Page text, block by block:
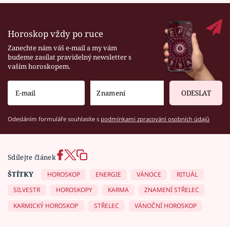
Horoskop vždy po ruce
Zanechte nám váš e-mail a my vám
budeme zasílat pravidelný newsletter s
vaším horoskopem.
ODESLAT
Odesláním formuláře souhlasíte s podmínkami zpracování osobních údajů
Sdílejte článek
ŠTÍTKY
HOROSKOP ENERGIE VÁNOCE
RITUÁL
SILVESTR
HOROSKOPY KARMA
ZNAMENÍ STŘELEC
KARMICKÝ HOROSKOP
STŘELEC VÁNOČNÍ HOROSKOP